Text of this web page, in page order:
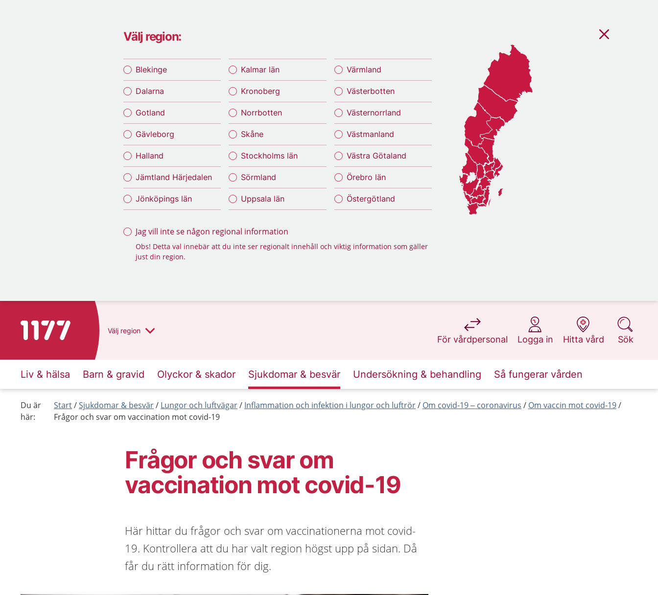
Välj region:
Blekinge
Dalarna
Gotland
Gävleborg
Halland
Jämtland Härjedalen
Jönköpings län
Kalmar län
Kronoberg
Norrbotten
Skåne
Stockholms län
Sörmland
Uppsala län
Värmland
Västerbotten
Västernorrland
Västmanland
Västra Götaland
Örebro län
Östergötland
Jag vill inte se någon regional information
Obs! Detta val innebär att du inte ser regionalt innehåll och viktig information som gäller
just din region.
Till startsidan för 1177 Välj region
För vårdpersonal
på 1177.se
Logga in
på 1177.se
Hitta vård
på 1177.se
Sök
på 1177.se
Liv & hälsa Barn & gravid Olyckor & skador Sjukdomar & besvär Undersökning & behandling Så fungerar vården
Du är
här:
Start Sjukdomar & besvär Lungor och luftvägar Inflammation och infektion i lungor och luftrör Om covid-19 – coronavirus
Om vaccin mot covid-19
Frågor och svar om vaccination mot covid-19
Frågor och svar om
vaccination mot covid-19
Här hittar du frågor och svar om vaccinationerna mot covid-
19. Kontrollera att du har valt region högst upp på sidan. Då
får du rätt information för dig.